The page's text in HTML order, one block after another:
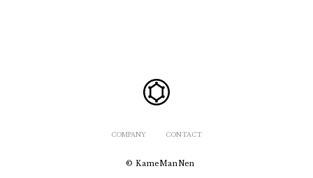
COMPANY CONTACT
© KameManNen